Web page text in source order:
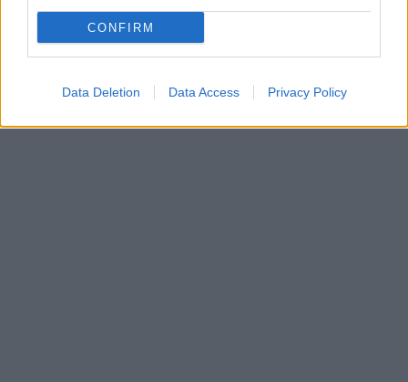
CONFIRM
Data Deletion Data Access Privacy Policy